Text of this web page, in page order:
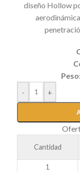
diseño Hollow
-
+
Cantidad
1